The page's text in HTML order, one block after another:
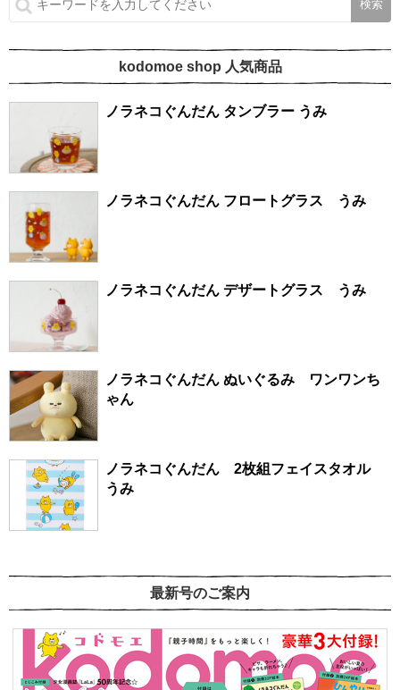
kodomoe shop 人気商品
ノラネコぐんだん タンブラー うみ
ノラネコぐんだん フロートグラス うみ
ノラネコぐんだん デザートグラス うみ
ノラネコぐんだん ぬいぐるみ ワンワンち
ゃん
ノラネコぐんだん 2枚組フェイスタオル
うみ
最新号のご案内